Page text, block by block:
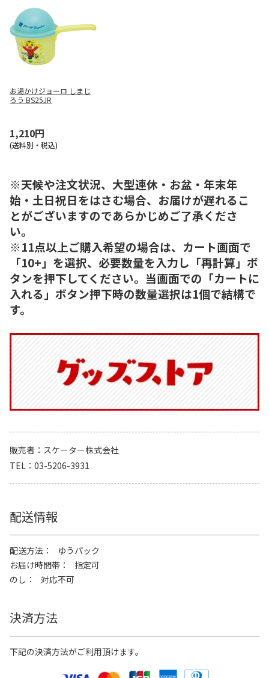
お湯かけジョーロ しまじ
ろう BS25JR
1,210円
(送料別・税込)
※天候や注文状況、大型連休・お盆・年末年
始・土日祝日をはさむ場合、お届けが遅れるこ
とがございますのであらかじめご了承くださ
い。
※11点以上ご購入希望の場合は、カート画面で
「10+」を選択、必要数量を入力し「再計算」ボ
タンを押下してください。当画面での「カートに
入れる」ボタン押下時の数量選択は1個で結構で
す。
販売者
スケーター株式会社
TEL
03-5206-3931
配送情報
配送方法
ゆうパック
お届け時間帯
指定可
のし
対応不可
決済方法
下記の決済方法がご利用頂けます。